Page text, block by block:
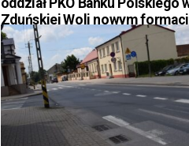
oddział PKO Banku Polskiego
Zduńskiej Woli nowym